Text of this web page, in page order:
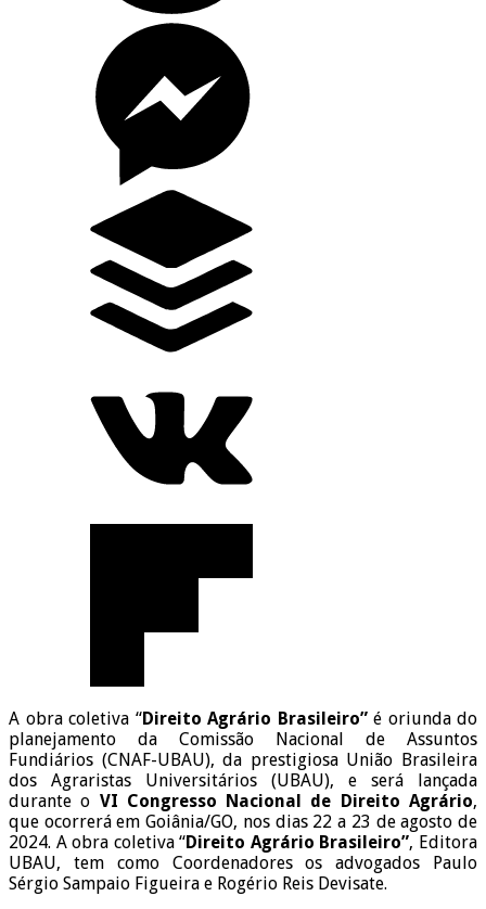
A obra coletiva “Direito Agrário Brasileiro” é oriunda do
planejamento da Comissão Nacional de Assuntos
Fundiários (CNAF-UBAU), da prestigiosa União Brasileira
dos Agraristas Universitários (UBAU), e será lançada
durante o VI Congresso Nacional de Direito Agrário,
que ocorrerá em Goiânia/GO, nos dias 22 a 23 de agosto de
2024. A obra coletiva “Direito Agrário Brasileiro”, Editora
UBAU, tem como Coordenadores os advogados Paulo
Sérgio Sampaio Figueira e Rogério Reis Devisate.